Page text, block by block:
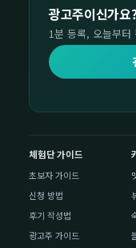
광고주이신가요
1분 등록, 오늘부터
체험단 가이드
초보자 가이드
신청 방법
후기 작성법
광고주 가이드